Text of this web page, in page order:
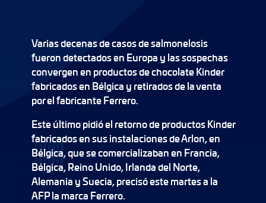
Varias decenas de casos de salmonelosis
fueron detectados en Europa y las sospechas
convergen en productos de chocolate Kinder
fabricados en Bélgica y retirados de la venta
por el fabricante Ferrero.
Este último pidió el retorno de productos Kinder
fabricados en sus instalaciones de Arlon, en
Bélgica, que se comercializaban en Francia,
Bélgica, Reino Unido, Irlanda del Norte,
Alemania y Suecia, precisó este martes a la
AFP la marca Ferrero.